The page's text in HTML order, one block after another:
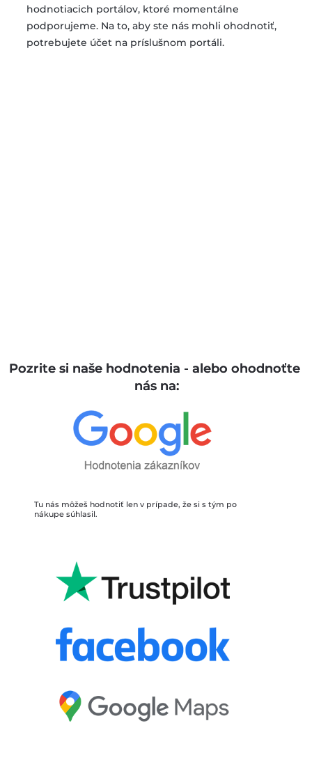
hodnotiacich portálov, ktoré momentálne
podporujeme. Na to, aby ste nás mohli ohodnotiť,
potrebujete účet na príslušnom portáli.
Pozrite si naše hodnotenia - alebo ohodnoťte
nás na:
Tu nás môžeš hodnotiť len v prípade, že si s tým po
nákupe súhlasil.